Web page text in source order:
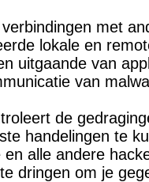
met
lokale en
uitgaande van
van
de
handelingen te
alle andere
dringen om je